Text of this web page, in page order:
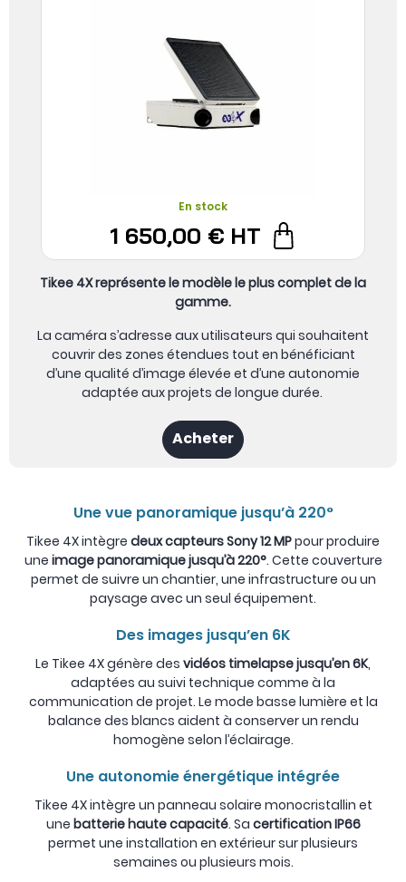
En stock
1 650,00 € HT
Tikee 4X représente le modèle le plus complet de la
gamme.
La caméra s’adresse aux utilisateurs qui souhaitent
couvrir des zones étendues tout en bénéficiant
d’une qualité d’image élevée et d’une autonomie
adaptée aux projets de longue durée.
Acheter
Une vue panoramique jusqu’à 220°
Tikee 4X intègre deux capteurs Sony 12 MPpour produire
une image panoramique jusqu’à 220°. Cette couverture
permet de suivre un chantier, une infrastructure ou un
paysage avec un seul équipement.
Des images jusqu’en 6K
Le Tikee 4X génère des vidéos timelapse jusqu’en 6K,
adaptées au suivi technique comme à la
communication de projet. Le mode basse lumière et la
balance des blancs aident à conserver un rendu
homogène selon l’éclairage.
Une autonomie énergétique intégrée
Tikee 4X intègre un panneau solaire monocristallin et
une batterie haute capacité. Sa certification IP66
permet une installation en extérieur sur plusieurs
semaines ou plusieurs mois.